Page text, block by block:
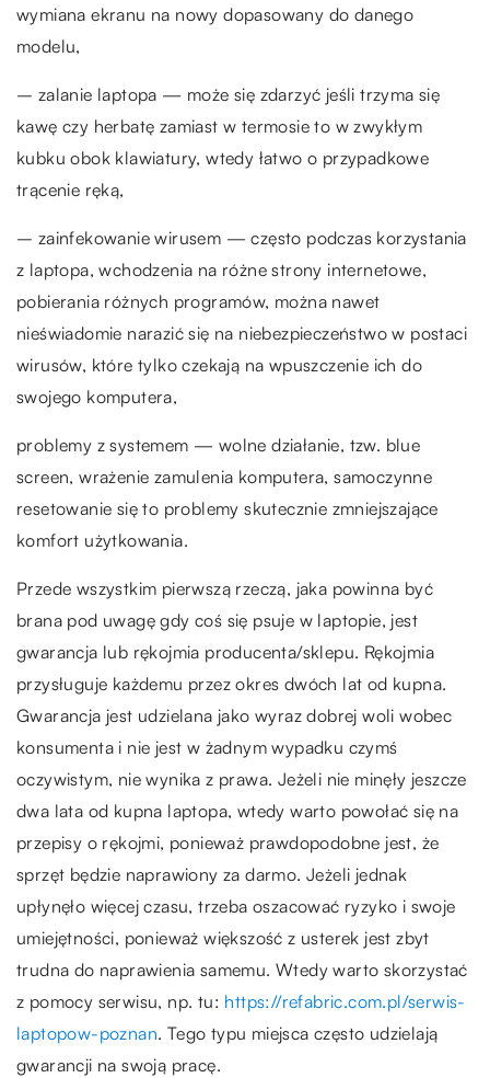
wymiana ekranu na nowy dopasowany do danego
modelu,
– zalanie laptopa — może się zdarzyć jeśli trzyma się
kawę czy herbatę zamiast w termosie to w zwykłym
kubku obok klawiatury, wtedy łatwo o przypadkowe
trącenie ręką,
– zainfekowanie wirusem — często podczas korzystania
z laptopa, wchodzenia na różne strony internetowe,
pobierania różnych programów, można nawet
nieświadomie narazić się na niebezpieczeństwo w postaci
wirusów, które tylko czekają na wpuszczenie ich do
swojego komputera,
problemy z systemem — wolne działanie, tzw. blue
screen, wrażenie zamulenia komputera, samoczynne
resetowanie się to problemy skutecznie zmniejszające
komfort użytkowania.
Przede wszystkim pierwszą rzeczą, jaka powinna być
brana pod uwagę gdy coś się psuje w laptopie, jest
gwarancja lub rękojmia producenta/sklepu. Rękojmia
przysługuje każdemu przez okres dwóch lat od kupna.
Gwarancja jest udzielana jako wyraz dobrej woli wobec
konsumenta i nie jest w żadnym wypadku czymś
oczywistym, nie wynika z prawa. Jeżeli nie minęły jeszcze
dwa lata od kupna laptopa, wtedy warto powołać się na
przepisy o rękojmi, ponieważ prawdopodobne jest, że
sprzęt będzie naprawiony za darmo. Jeżeli jednak
upłynęło więcej czasu, trzeba oszacować ryzyko i swoje
umiejętności, ponieważ większość z usterek jest zbyt
trudna do naprawienia samemu. Wtedy warto skorzystać
z pomocy serwisu, np. tu: https://refabric.com.pl/serwis-
laptopow-poznan. Tego typu miejsca często udzielają
gwarancji na swoją pracę.